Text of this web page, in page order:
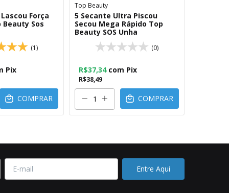
Força
Sos
(1)
Pix
COMPRAR
Top Beauty
5 Secante Ultra Piscou
Secou Mega Rápido Top
Beauty SOS Unha
(0)
R$38,49
R$37,34 com Pix
COMPRAR